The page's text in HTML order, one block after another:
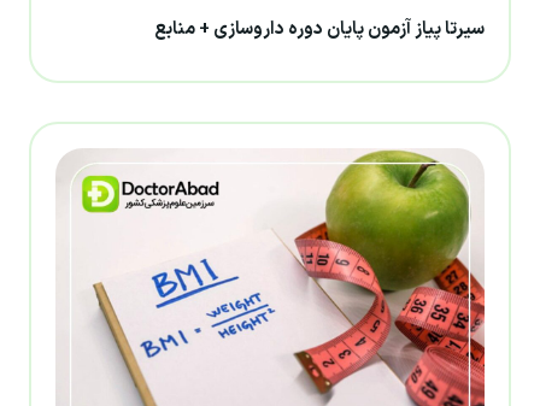
سیرتا پیاز آزمون پایان دوره داروسازی + منابع